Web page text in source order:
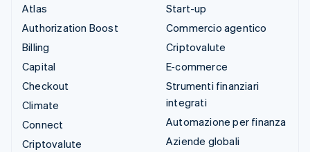
Atlas
Authorization Boost
Billing
Capital
Checkout
Climate
Connect
Criptovalute
Start-up
Commercio agentico
Criptovalute
E-commerce
Strumenti finanziari
integrati
Automazione per finanza
Aziende globali